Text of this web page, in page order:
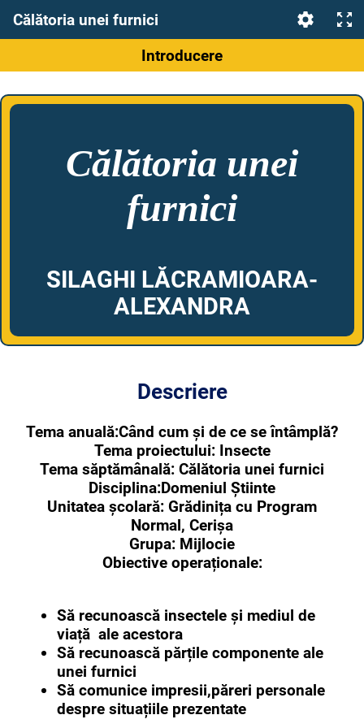
Călătoria unei furnici
Introducere
Călătoria unei
furnici
SILAGHI LĂCRAMIOARA-
ALEXANDRA
Descriere
Tema anuală:Când cum și de ce se întâmplă?
Tema proiectului: Insecte
Tema săptămânală: Călătoria unei furnici
Disciplina:Domeniul Știinte
Unitatea școlară: Grădinița cu Program
Normal, Cerișa
Grupa: Mijlocie
Obiective operaționale:
Să recunoască insectele și mediul de
viață ale acestora
Să recunoască părțile componente ale
unei furnici
Să comunice impresii,păreri personale
despre situațiile prezentate